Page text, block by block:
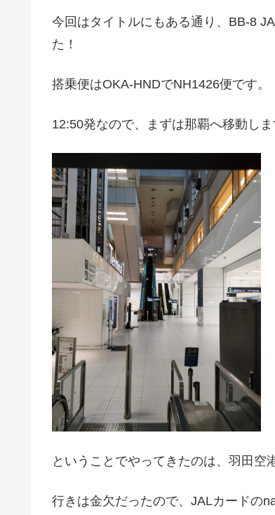
今回はタイトルにもある通り、BB-8
た！
搭乗便はOKA-HNDでNH1426便です。
12:50発なので、まずは那覇へ移動しま
ということでやってきたのは、羽田空
行きは金欠だったので、JALカードの